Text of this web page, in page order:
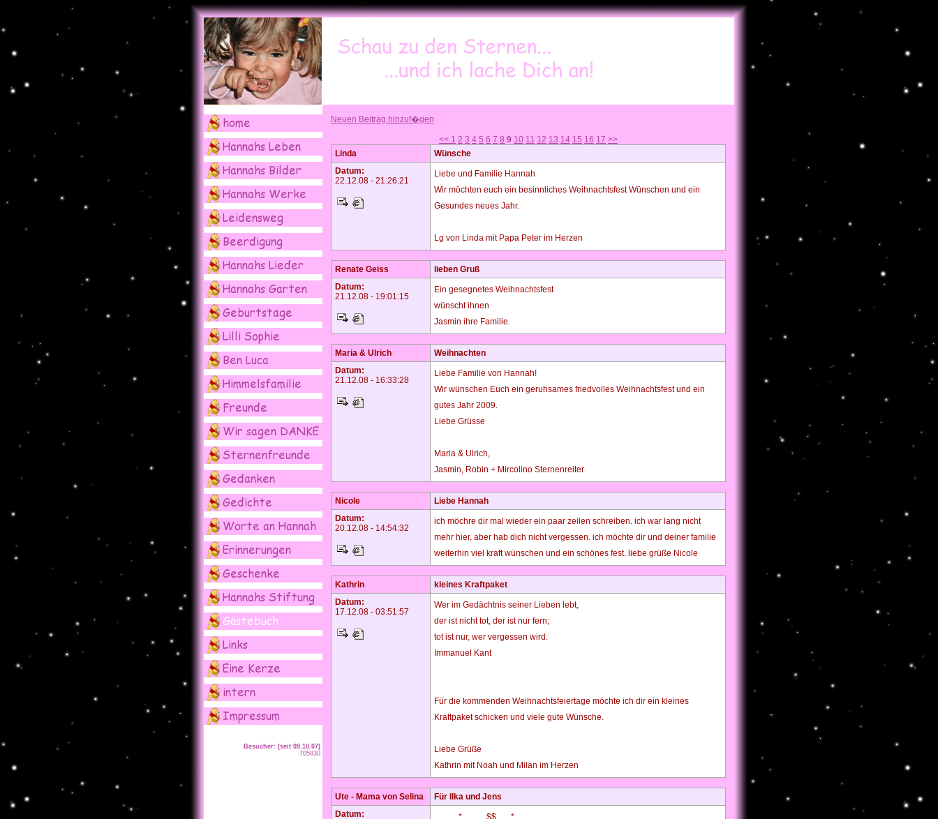
Besucher: (seit 09.10.07)
705830
Neuen Beitrag hinzuf�gen
<< 1 2 3 4 5 6 7 8 9 10 11 12 13 14 15 16 17 >>
Linda
Wünsche
Datum:
22.12.08 - 21:26:21
Liebe und Familie Hannah
Wir möchten euch ein besinnliches Weihnachtsfest Wünschen und ein
Gesundes neues Jahr.
Lg von Linda mit Papa Peter im Herzen
Renate Geiss
lieben Gruß
Datum:
21.12.08 - 19:01:15
Ein gesegnetes Weihnachtsfest
wünscht ihnen
Jasmin ihre Familie.
Maria & Ulrich
Weihnachten
Datum:
21.12.08 - 16:33:28
Liebe Familie von Hannah!
Wir wünschen Euch ein geruhsames friedvolles Weihnachtsfest und ein
gutes Jahr 2009.
Liebe Grüsse
Maria & Ulrich,
Jasmin, Robin + Mircolino Sternenreiter
Nicole
Liebe Hannah
Datum:
20.12.08 - 14:54:32
ich möchre dir mal wieder ein paar zeilen schreiben. ich war lang nicht
mehr hier, aber hab dich nicht vergessen. ich möchte dir und deiner familie
weiterhin viel kraft wünschen und ein schönes fest. liebe grüße Nicole
Kathrin
kleines Kraftpaket
Datum:
17.12.08 - 03:51:57
Wer im Gedächtnis seiner Lieben lebt,
der ist nicht tot, der ist nur fern;
tot ist nur, wer vergessen wird.
Immanuel Kant
Für die kommenden Weihnachtsfeiertage möchte ich dir ein kleines
Kraftpaket schicken und viele gute Wünsche.
Liebe Grüße
Kathrin mit Noah und Milan im Herzen
Ute - Mama von Selina
Für Ilka und Jens
Datum:
_____*_____$$___*__________